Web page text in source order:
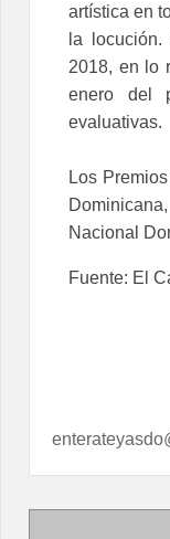
artística en
la
2018, en lo
enero del
evaluativas.
Los
Nacional
Fuente: El